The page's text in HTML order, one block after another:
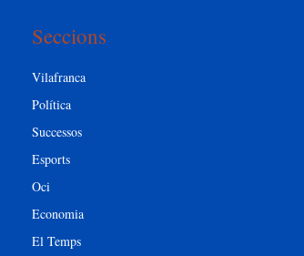
Seccions
Vilafranca
Política
Successos
Esports
Oci
Economia
El Temps